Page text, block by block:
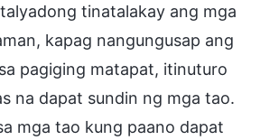
tinatalakay ang mga
kapag nangungusap ang
pagiging matapat, itinuturo
na dapat sundin ng mga tao.
mga tao kung paano dapat